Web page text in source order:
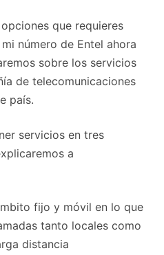
que requieres
número de Entel ahora
sobre los servicios
de telecomunicaciones
país.
servicios en tres
a
fijo y móvil en lo que
tanto locales como
distancia